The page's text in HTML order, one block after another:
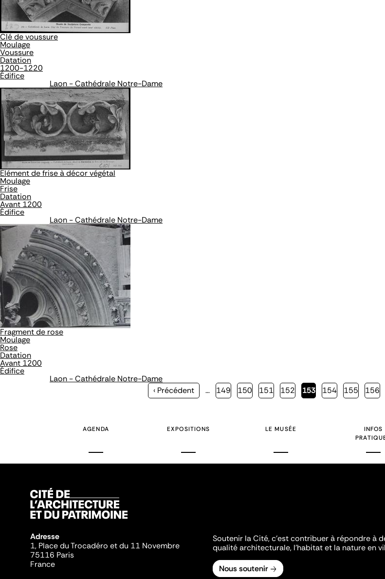
Clé de voussure
Moulage
Voussure
Datation
1200-1220
Édifice
Laon - Cathédrale Notre-Dame
Elément de frise à décor végétal
Moulage
Frise
Datation
Avant 1200
Édifice
Laon - Cathédrale Notre-Dame
Fragment de rose
Moulage
Rose
Datation
Avant 1200
Édifice
Laon - Cathédrale Notre-Dame
Page
‹ Précédent … Page
149 Page
150 Page
151 Page
152
Page
153 Page
154 Page
155 Page
156
AGENDA EXPOSITIONS LE MUSÉE
INFOS
Adresse
1, Place du Trocadéro et du 11 Novembre
75116 Paris
France
Soutenir la Cité, c'est contribuer à répondre à
qualité architecturale, l'habitat et la nature en
Nous soutenir